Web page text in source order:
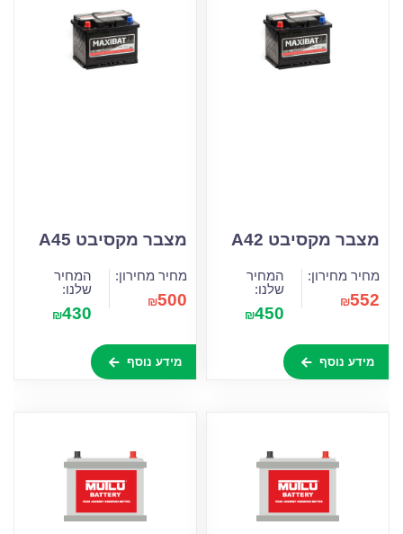
מצבר מקסיבט A42
מחיר מחירון:
₪552
המחיר
שלנו:
₪450
מידע נוסף
מצבר מקסיבט A45
מחיר מחירון:
₪500
המחיר
שלנו:
₪430
מידע נוסף